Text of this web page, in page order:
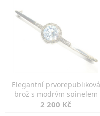
Elegantní prvorepubliková
brož s modrým spinelem
2 200 Kč